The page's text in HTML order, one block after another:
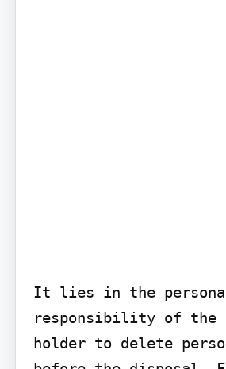
It lies in the
responsibility of the
holder to delete